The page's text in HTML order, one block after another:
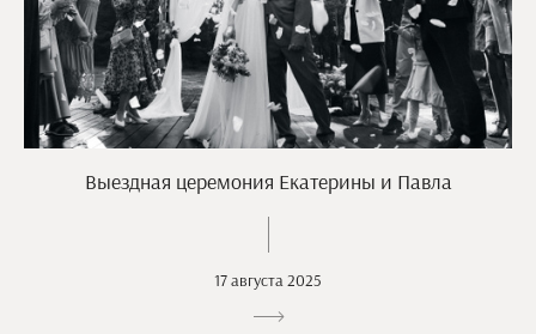
Выездная церемония Екатерины и Павла
17 августа 2025